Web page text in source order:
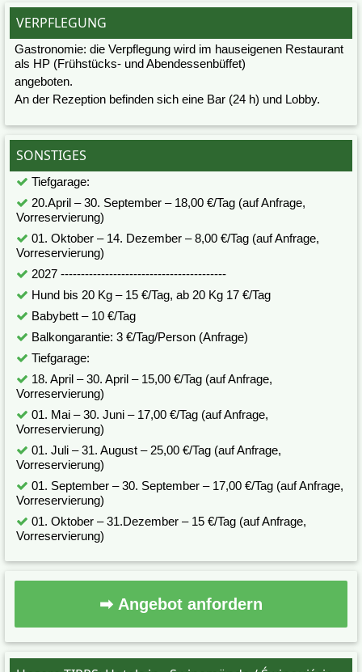
VERPFLEGUNG
Gastronomie: die Verpflegung wird im hauseigenen Restaurant
als HP (Frühstücks- und Abendessenbüffet)
angeboten.
An der Rezeption befinden sich eine Bar (24 h) und Lobby.
SONSTIGES
Tiefgarage:
20.April – 30. September – 18,00 €/Tag (auf Anfrage,
Vorreservierung)
01. Oktober – 14. Dezember – 8,00 €/Tag (auf Anfrage,
Vorreservierung)
2027 -----------------------------------------
Hund bis 20 Kg – 15 €/Tag, ab 20 Kg 17 €/Tag
Babybett – 10 €/Tag
Balkongarantie: 3 €/Tag/Person (Anfrage)
Tiefgarage:
18. April – 30. April – 15,00 €/Tag (auf Anfrage,
Vorreservierung)
01. Mai – 30. Juni – 17,00 €/Tag (auf Anfrage,
Vorreservierung)
01. Juli – 31. August – 25,00 €/Tag (auf Anfrage,
Vorreservierung)
01. September – 30. September – 17,00 €/Tag (auf Anfrage,
Vorreservierung)
01. Oktober – 31.Dezember – 15 €/Tag (auf Anfrage,
Vorreservierung)
➡ Angebot anfordern